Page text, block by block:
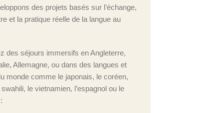
des projets basés sur l’échange,
et la pratique réelle de la langue au
des séjours immersifs en Angleterre,
Allemagne, ou dans des langues et
monde comme le japonais, le coréen,
swahili, le vietnamien, l’espagnol ou le